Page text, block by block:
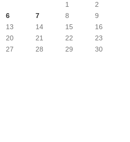
1
2
6 7 8
9
13 14 15
16
20 21 22
23
27 28 29
30